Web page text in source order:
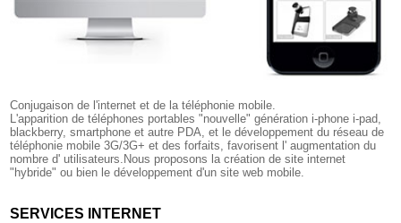
Conjugaison de l'internet et de la téléphonie mobile.
L'apparition de téléphones portables "nouvelle" génération i-phone i-pad,
blackberry, smartphone et autre PDA, et le développement du réseau de
téléphonie mobile 3G/3G+ et des forfaits, favorisent l' augmentation du
nombre d' utilisateurs.Nous proposons la création de site internet
"hybride" ou bien le développement d'un site web mobile.
SERVICES INTERNET